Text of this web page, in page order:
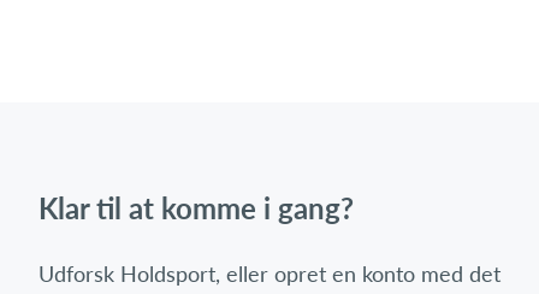
Klar til at komme i gang?
Udforsk Holdsport, eller opret en konto med det